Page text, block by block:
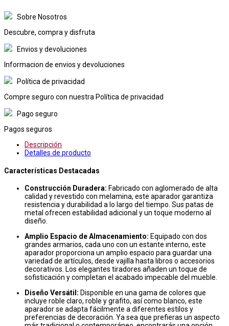
Sobre Nosotros
Descubre, compra y disfruta
Envios y devoluciones
Informacion de envios y devoluciones
Política de privacidad
Compre seguro con nuestra Política de privacidad
Pago seguro
Pagos seguros
Descripción
Detalles de producto
Características Destacadas
Construcción Duradera: Fabricado con aglomerado de alta
calidad y revestido con melamina, este aparador garantiza
resistencia y durabilidad a lo largo del tiempo. Sus patas de
metal ofrecen estabilidad adicional y un toque moderno al
diseño.
Amplio Espacio de Almacenamiento: Equipado con dos
grandes armarios, cada uno con un estante interno, este
aparador proporciona un amplio espacio para guardar una
variedad de artículos, desde vajilla hasta libros o accesorios
decorativos. Los elegantes tiradores añaden un toque de
sofisticación y completan el acabado impecable del mueble.
Diseño Versátil: Disponible en una gama de colores que
incluye roble claro, roble y grafito, así como blanco, este
aparador se adapta fácilmente a diferentes estilos y
preferencias de decoración. Ya sea que prefieras un aspecto